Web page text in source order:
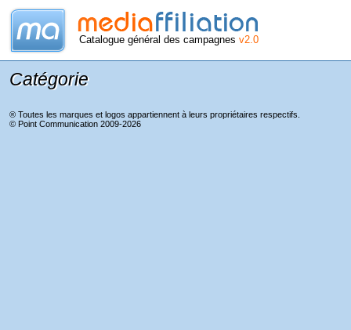
Catalogue général des campagnes v2.0
Catégorie
® Toutes les marques et logos appartiennent à leurs propriétaires respectifs.
© Point Communication 2009-2026